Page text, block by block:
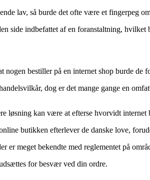
lav, så burde det ofte være et fingerpeg
side indbefattet af en foranstaltning,
nogen bestiller på en internet shop burde de
dog er det mange gange en
løsning kan være at efterse hvorvidt
butikken efterlever de danske love,
er meget bekendte med reglementet på
for besvær ved din ordre.